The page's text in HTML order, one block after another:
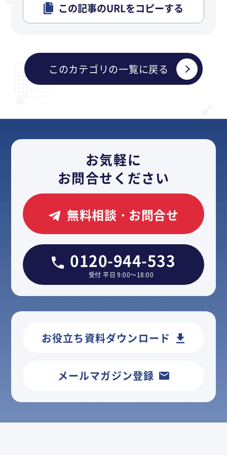
この記事のURLをコピーする
このカテゴリの一覧に戻る
お気軽に
お問合せください
無料相談・お問合せ
0120-944-533
受付 平日 9:00～18:00
お役立ち資料ダウンロード
メールマガジン登録